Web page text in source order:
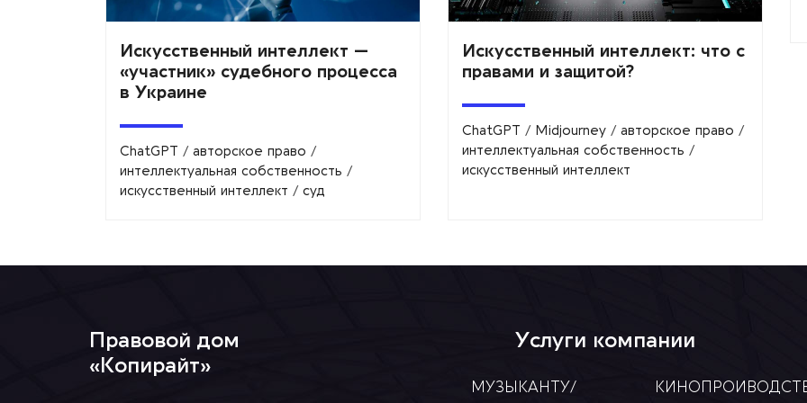
Искусственный интеллект —
«участник» судебного процесса
в Украине
ChatGPT / авторское право /
интеллектуальная собственность /
искусственный интеллект / суд
Искусственный интеллект: что с
правами и защитой?
ChatGPT / Midjourney / авторское право /
интеллектуальная собственность /
искусственный интеллект
Правовой дом
«Копирайт»
Услуги компании
МУЗЫКАНТУ/